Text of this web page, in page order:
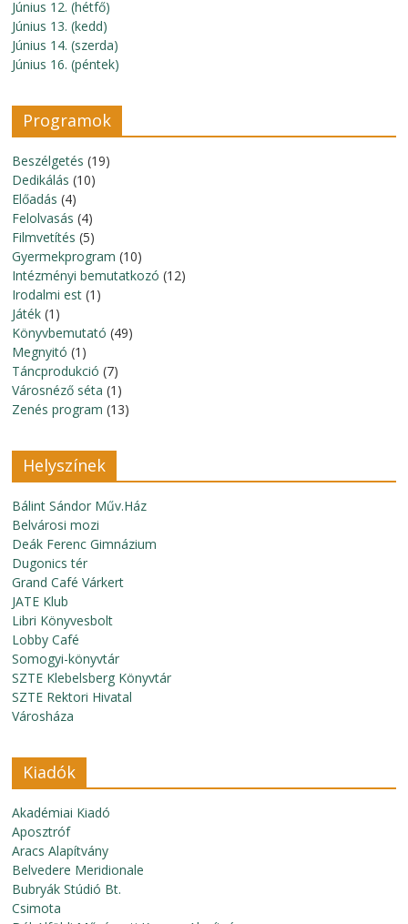
Június 12. (hétfő)
Június 13. (kedd)
Június 14. (szerda)
Június 16. (péntek)
Programok
Beszélgetés (19)
Dedikálás (10)
Előadás (4)
Felolvasás (4)
Filmvetítés (5)
Gyermekprogram (10)
Intézményi bemutatkozó (12)
Irodalmi est (1)
Játék (1)
Könyvbemutató (49)
Megnyitó (1)
Táncprodukció (7)
Városnéző séta (1)
Zenés program (13)
Helyszínek
Bálint Sándor Műv.Ház
Belvárosi mozi
Deák Ferenc Gimnázium
Dugonics tér
Grand Café Várkert
JATE Klub
Libri Könyvesbolt
Lobby Café
Somogyi-könyvtár
SZTE Klebelsberg Könyvtár
SZTE Rektori Hivatal
Városháza
Kiadók
Akadémiai Kiadó
Aposztróf
Aracs Alapítvány
Belvedere Meridionale
Bubryák Stúdió Bt.
Csimota